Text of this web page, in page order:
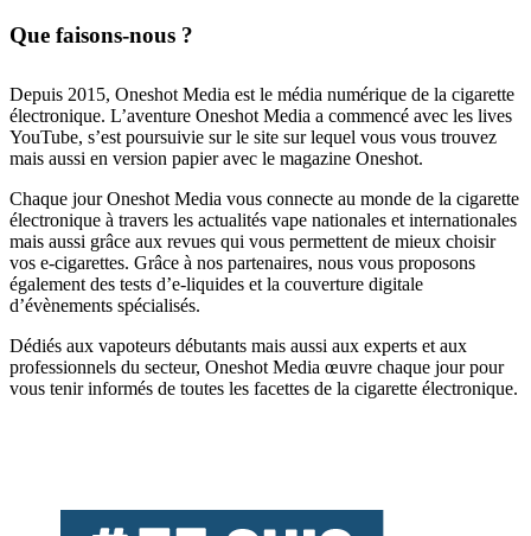
Que faisons-nous ?
Depuis 2015, Oneshot Media est le média numérique de la cigarette
électronique. L’aventure Oneshot Media a commencé avec les lives
YouTube, s’est poursuivie sur le site sur lequel vous vous trouvez
mais aussi en version papier avec le magazine Oneshot.
Chaque jour Oneshot Media vous connecte au monde de la cigarette
électronique à travers les actualités vape nationales et internationales
mais aussi grâce aux revues qui vous permettent de mieux choisir
vos e-cigarettes. Grâce à nos partenaires, nous vous proposons
également des tests d’e-liquides et la couverture digitale
d’évènements spécialisés.
Dédiés aux vapoteurs débutants mais aussi aux experts et aux
professionnels du secteur, Oneshot Media œuvre chaque jour pour
vous tenir informés de toutes les facettes de la cigarette électronique.